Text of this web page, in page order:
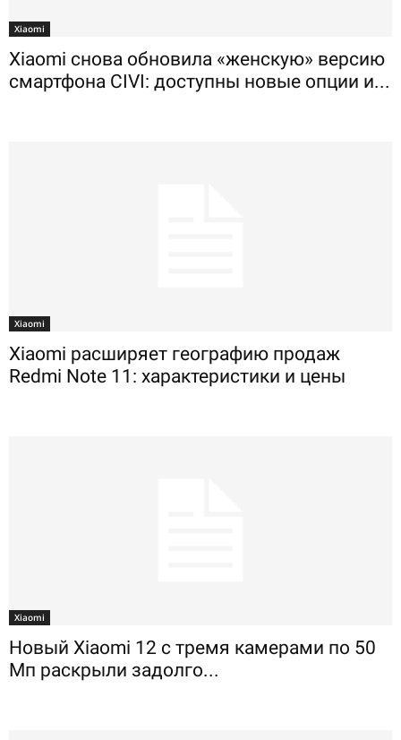
Xiaomi
Xiaomi снова обновила «женскую» версию
смартфона CIVI: доступны новые опции и...
Xiaomi
Xiaomi расширяет географию продаж
Redmi Note 11: характеристики и цены
Xiaomi
Новый Xiaomi 12 с тремя камерами по 50
Мп раскрыли задолго...